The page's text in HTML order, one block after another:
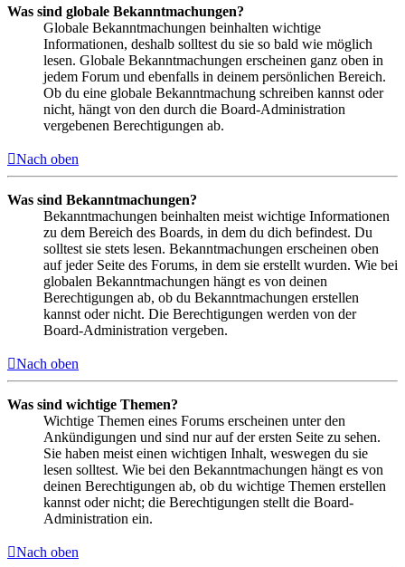
Was sind globale Bekanntmachungen?
Globale Bekanntmachungen beinhalten wichtige
Informationen, deshalb solltest du sie so bald wie möglich
lesen. Globale Bekanntmachungen erscheinen ganz oben in
jedem Forum und ebenfalls in deinem persönlichen Bereich.
Ob du eine globale Bekanntmachung schreiben kannst oder
nicht, hängt von den durch die Board-Administration
vergebenen Berechtigungen ab.
Nach oben
Was sind Bekanntmachungen?
Bekanntmachungen beinhalten meist wichtige Informationen
zu dem Bereich des Boards, in dem du dich befindest. Du
solltest sie stets lesen. Bekanntmachungen erscheinen oben
auf jeder Seite des Forums, in dem sie erstellt wurden. Wie bei
globalen Bekanntmachungen hängt es von deinen
Berechtigungen ab, ob du Bekanntmachungen erstellen
kannst oder nicht. Die Berechtigungen werden von der
Board-Administration vergeben.
Nach oben
Was sind wichtige Themen?
Wichtige Themen eines Forums erscheinen unter den
Ankündigungen und sind nur auf der ersten Seite zu sehen.
Sie haben meist einen wichtigen Inhalt, weswegen du sie
lesen solltest. Wie bei den Bekanntmachungen hängt es von
deinen Berechtigungen ab, ob du wichtige Themen erstellen
kannst oder nicht; die Berechtigungen stellt die Board-
Administration ein.
Nach oben